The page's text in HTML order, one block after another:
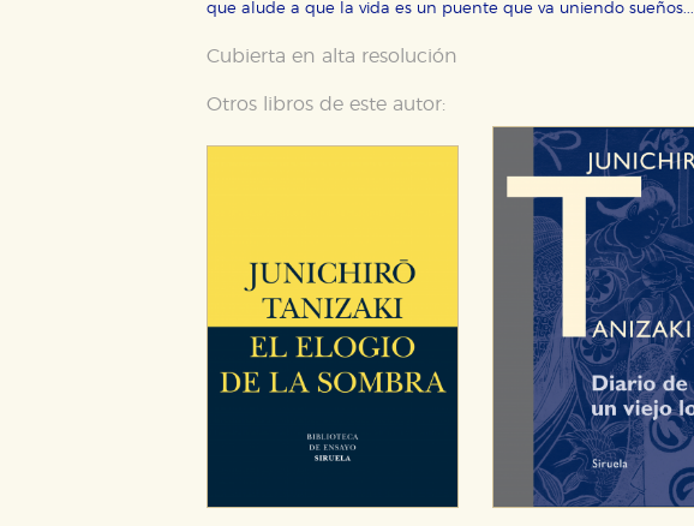
que alude a que la vida es un puente que va uniendo sueños...
Cubierta en alta resolución
Otros libros de este autor:
CONFIGURACIÓN DE COOKIES